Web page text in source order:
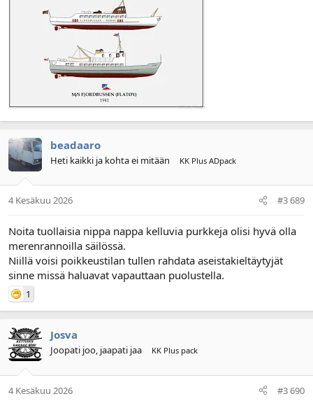
beadaaro
Heti kaikki ja kohta ei mitään KK Plus ADpack
4 Kesäkuu 2026 #3 689
Noita tuollaisia nippa nappa kelluvia purkkeja olisi hyvä olla
merenrannoilla säilössä.
Niillä voisi poikkeustilan tullen rahdata aseistakieltäytyjät
sinne missä haluavat vapauttaan puolustella.
1
Josva
Joopati joo, jaapati jaa KK Plus pack
4 Kesäkuu 2026 #3 690